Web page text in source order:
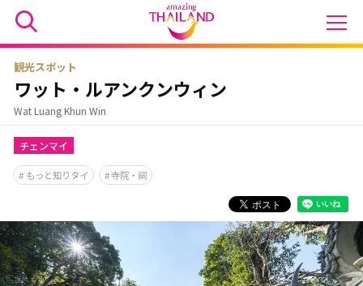
観光スポット
ワット・ルアンクンウィン
Wat Luang Khun Win
チェンマイ
もっと知りタイ 寺院・祠